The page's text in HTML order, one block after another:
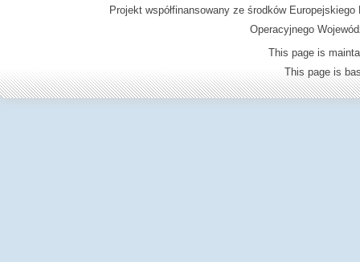
Projekt współfinansowany ze środków
Operacyjnego
This page is
This page is